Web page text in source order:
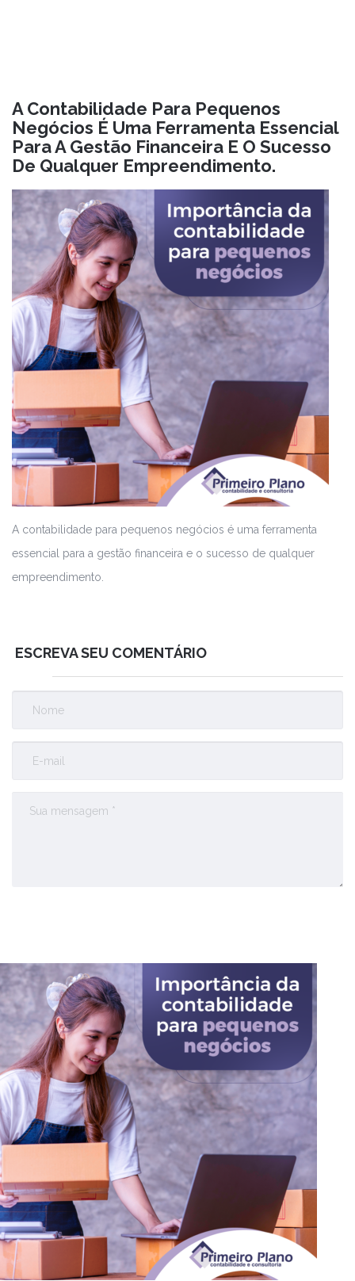
A Contabilidade Para Pequenos
Negócios É Uma Ferramenta Essencial
Para A Gestão Financeira E O Sucesso
De Qualquer Empreendimento.
A contabilidade para pequenos negócios é uma ferramenta
essencial para a gestão financeira e o sucesso de qualquer
empreendimento.
ESCREVA SEU COMENTÁRIO